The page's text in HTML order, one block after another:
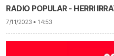
RADIO POPULAR - HERRI
7/11/2023 • 14:53